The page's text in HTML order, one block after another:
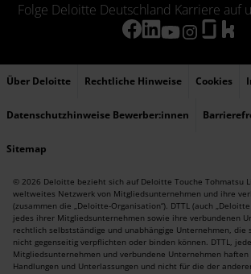
Folge Deloitte Deutschland Karriere auf
Über Deloitte Rechtliche Hinweise Cookies
Datenschutzhinweise Bewerber:innen
Sitemap
© 2026 Deloitte bezieht sich auf Deloitte Touche Tohmatsu
weltweites Netzwerk von Mitgliedsunternehmen und ihre
(zusammen die „Deloitte-Organisation“). DTTL (auch
jedes ihrer Mitgliedsunternehmen sowie ihre verbundenen
rechtlich selbstständige und unabhängige Unternehmen, die
nicht gegenseitig verpflichten oder binden können. DTTL,
Mitgliedsunternehmen und verbundene Unternehmen
Handlungen und Unterlassungen und nicht für die der